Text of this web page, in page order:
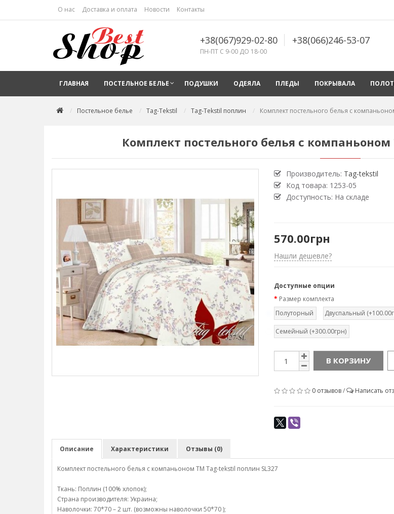
О нас Доставка и оплата Новости Контакты
+38(067)929-02-80 +38(066)246-53-07
ПН-ПТ С 9-00 ДО 18-00
ГЛАВНАЯ ПОСТЕЛЬНОЕ БЕЛЬЕ ПОДУШКИ ОДЕЯЛА ПЛЕДЫ ПОКРЫВАЛА
Постельное белье Tag-Tekstil Tag-Tekstil поплин Комплект постельного белья с
Комплект постельного белья с
Производитель: Tag-tekstil
Код товара: 1253-05
Доступность: На складе
570.00грн
Нашли дешевле?
Доступные опции
Размер комплекта
Полуторный
Двуспальный
Семейный (+300.00грн)
В КОРЗИНУ
0 отзывов/ Написать
Описание Характеристики Отзывы (0)
Комплект постельного белья с компаньоном TM Tag-tekstil поплин SL327
Ткань: Поплин (100% хлопок);
Страна производителя: Украина;
Наволочки: 70*70 – 2 шт. (возможны наволочки 50*70 );